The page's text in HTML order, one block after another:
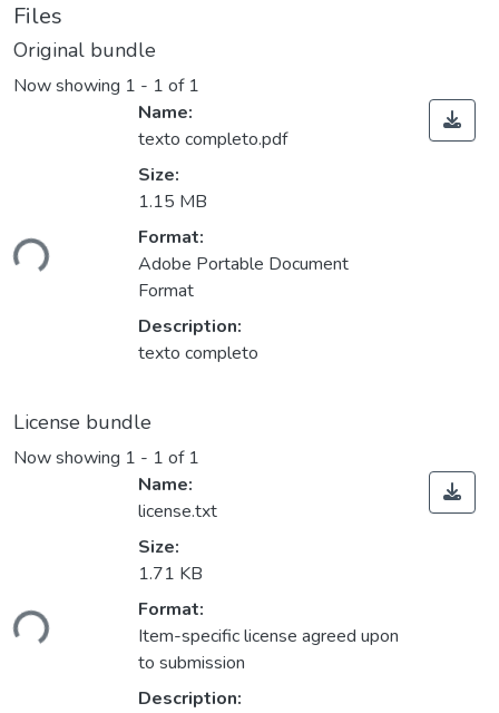
Files
Original bundle
Now showing 1 - 1 of 1
Loading...
Name:
texto completo.pdf
Size:
1.15 MB
Format:
Adobe Portable Document
Format
Description:
texto completo
License bundle
Now showing 1 - 1 of 1
Loading...
Name:
license.txt
Size:
1.71 KB
Format:
Item-specific license agreed upon
to submission
Description: